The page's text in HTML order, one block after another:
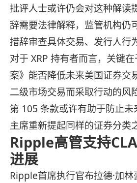
批评人士或许仍会对这种解读
辞需要法律解释，监管机构仍
措辞审查具体交易、发行人行
对于 XRP 持有者而言，关键在
案》能否降低未来美国证券交
二级市场交易而采取行动的风
第 105 条款或许有助于防止未
主席重新提起同样的证券分类
Ripple高管支持
进展
Ripple首席执行官布拉德·加